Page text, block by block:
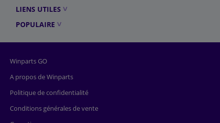
LIENS UTILES
POPULAIRE
Winparts GO
A propos de Winparts
Politique de confidentialité
Conditions générales de vente